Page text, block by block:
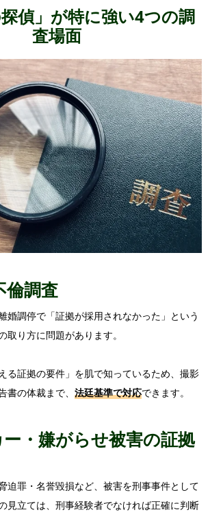
探偵」が特に強い4つの調
査場面
調査
婚調停で「証拠が採用されなかった」という
取り方に問題があります。
る証拠の要件」を肌で知っているため、撮影
書の体裁まで、 法廷基準で対応できます。
・嫌がらせ被害の証拠
迫罪・名誉毀損など、被害を刑事事件として
見立ては、刑事経験者でなければ正確に判断